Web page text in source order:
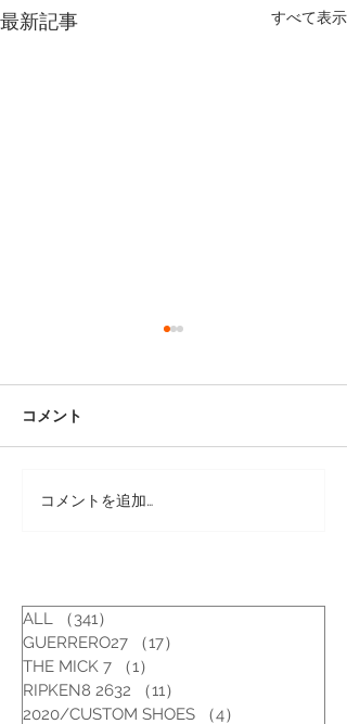
最新記事 すべて表示
カスタムシューズ
コメント
コメントを追加…
ALL （341）
GUERRERO27
（17）
THE MICK 7
（1）
RIPKEN8 2632
（11）
2020/CUSTOM SHOES
（4）